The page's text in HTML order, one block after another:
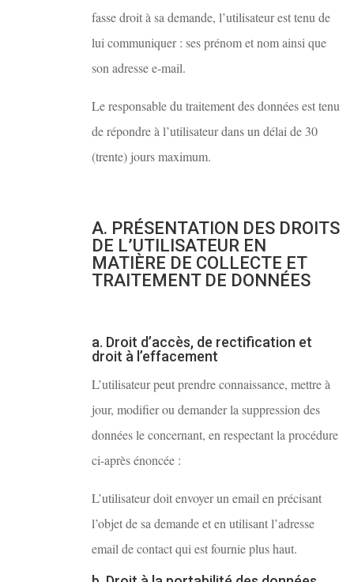
fasse droit à sa demande, l’utilisateur est tenu de
lui communiquer : ses prénom et nom ainsi que
son adresse e-mail.
Le responsable du traitement des données est tenu
de répondre à l’utilisateur dans un délai de 30
(trente) jours maximum.
A. PRÉSENTATION DES DROITS
DE L’UTILISATEUR EN
MATIÈRE DE COLLECTE ET
TRAITEMENT DE DONNÉES
a. Droit d’accès, de rectification et
droit à l’effacement
L’utilisateur peut prendre connaissance, mettre à
jour, modifier ou demander la suppression des
données le concernant, en respectant la procédure
ci-après énoncée :
L’utilisateur doit envoyer un email en précisant
l’objet de sa demande et en utilisant l’adresse
email de contact qui est fournie plus haut.